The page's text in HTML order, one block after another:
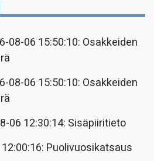
08-06 15:50:10: Osakkeiden
08-06 15:50:10: Osakkeiden
06 12:30:14: Sisäpiiritieto
Puolivuosikatsaus